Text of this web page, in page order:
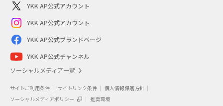
YKK AP公式アカウント
YKK AP公式アカウント
YKK AP公式ブランドページ
YKK AP公式チャンネル
ソーシャルメディア一覧
サイトご利用条件 サイトリンク条件
個人情報保護方針
ソーシャルメディアポリシー
推奨環境